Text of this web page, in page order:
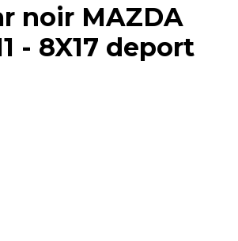
noir MAZDA
- 8X17 deport